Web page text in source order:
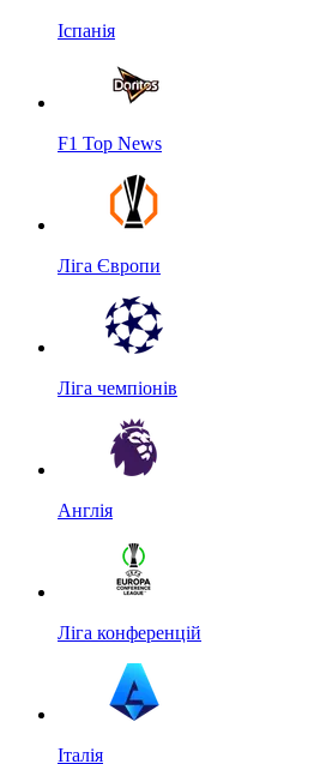
Іспанія
F1 Top News
Ліга Європи
Ліга чемпіонів
Англія
Ліга конференцій
Італія